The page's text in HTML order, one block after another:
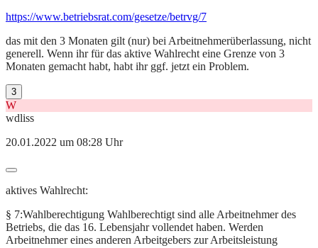
https://www.betriebsrat.com/gesetze/betrvg/7
das mit den 3 Monaten gilt (nur) bei Arbeitnehmerüberlassung, nicht
generell. Wenn ihr für das aktive Wahlrecht eine Grenze von 3
Monaten gemacht habt, habt ihr ggf. jetzt ein Problem.
3
W
wdliss
20.01.2022 um 08:28 Uhr
aktives Wahlrecht:
§ 7:Wahlberechtigung Wahlberechtigt sind alle Arbeitnehmer des
Betriebs, die das 16. Lebensjahr vollendet haben. Werden
Arbeitnehmer eines anderen Arbeitgebers zur Arbeitsleistung